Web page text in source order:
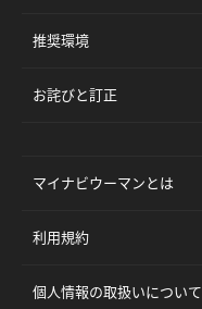
推奨環境
お詫びと訂正
マイナビウーマンとは
利用規約
個人情報の取扱いについて